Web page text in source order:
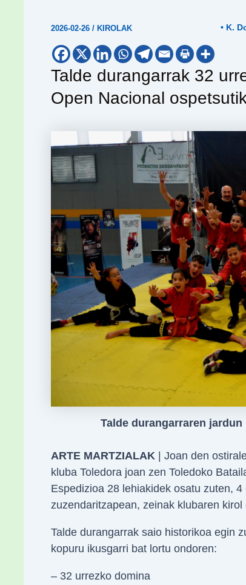
2026-02-26 / KIROLAK • K.
Talde durangarrak 32
Open Nacional
Talde durangarraren
ARTE MARTZIALAK| Joan den
kluba Toledora joan zen Toledoko
Espedizioa 28 lehiakidek osatu zuten,
zuzendaritzapean, zeinak klubaren
Talde durangarrak saio historikoa egin
kopuru ikusgarri bat lortu ondoren:
– 32 urrezko domina